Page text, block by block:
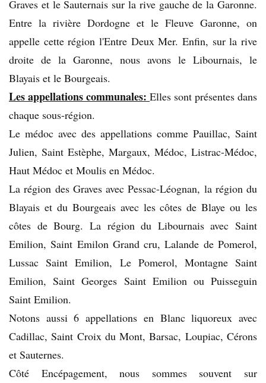
Graves et le Sauternais sur la rive gauche de la Garonne.
Entre la rivière Dordogne et le Fleuve Garonne, on
appelle cette région l'Entre Deux Mer. Enfin, sur la rive
droite de la Garonne, nous avons le Libournais, le
Blayais et le Bourgeais.
Les appellations communales: Elles sont présentes dans
chaque sous-région.
Le médoc avec des appellations comme Pauillac, Saint
Julien, Saint Estèphe, Margaux, Médoc, Listrac-Médoc,
Haut Médoc et Moulis en Médoc.
La région des Graves avec Pessac-Léognan, la région du
Blayais et du Bourgeais avec les côtes de Blaye ou les
côtes de Bourg. La région du Libournais avec Saint
Emilion, Saint Emilon Grand cru, Lalande de Pomerol,
Lussac Saint Emilion, Le Pomerol, Montagne Saint
Emilion, Saint Georges Saint Emilion ou Puisseguin
Saint Emilion.
Notons aussi 6 appellations en Blanc liquoreux avec
Cadillac, Saint Croix du Mont, Barsac, Loupiac, Cérons
et Sauternes.
Côté Encépagement, nous sommes souvent sur